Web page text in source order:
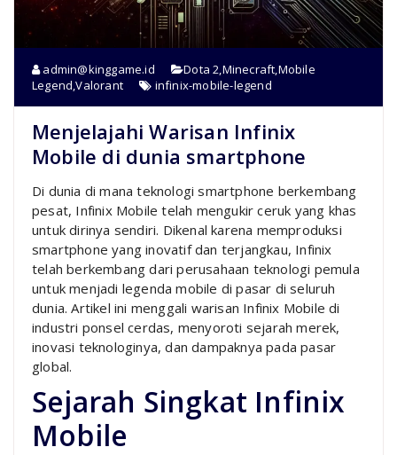
admin@kinggame.id Dota 2 Minecraft Mobile
Legend ,Valorant infinix-mobile-legend
Menjelajahi Warisan Infinix
Mobile di dunia smartphone
Di dunia di mana teknologi smartphone berkembang
pesat, Infinix Mobile telah mengukir ceruk yang khas
untuk dirinya sendiri. Dikenal karena memproduksi
smartphone yang inovatif dan terjangkau, Infinix
telah berkembang dari perusahaan teknologi pemula
untuk menjadi legenda mobile di pasar di seluruh
dunia. Artikel ini menggali warisan Infinix Mobile di
industri ponsel cerdas, menyoroti sejarah merek,
inovasi teknologinya, dan dampaknya pada pasar
global.
Sejarah Singkat Infinix
Mobile